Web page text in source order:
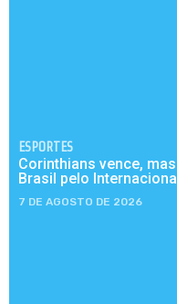
ESPORTES
Corinthians vence,
Brasil pelo Internacional
7 DE AGOSTO DE 2026